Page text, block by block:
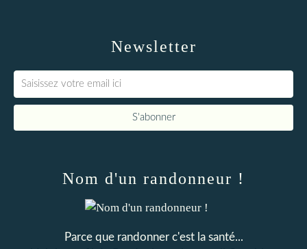
Newsletter
Nom d'un randonneur !
Parce que randonner c'est la santé...